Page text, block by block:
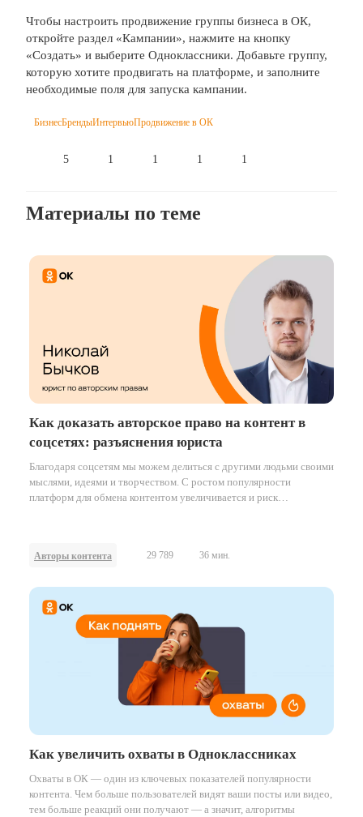
Чтобы настроить продвижение группы бизнеса в ОК,
откройте раздел «Кампании», нажмите на кнопку
«Создать» и выберите Одноклассники. Добавьте группу,
которую хотите продвигать на платформе, и заполните
необходимые поля для запуска кампании.
БизнесБрендыИнтервьюПродвижение в ОК
5 1 1 1 1
Материалы по теме
Как доказать авторское право на контент в
соцсетях: разъяснения юриста
Благодаря соцсетям мы можем делиться с другими людьми своими
мыслями, идеями и творчеством. С ростом популярности
платформ для обмена контентом увеличивается и риск
Авторы контента 29 789 36 мин.
Как увеличить охваты в Одноклассниках
Охваты в ОК — один из ключевых показателей популярности
контента. Чем больше пользователей видят ваши посты или видео,
тем больше реакций они получают — а значит, алгоритмы